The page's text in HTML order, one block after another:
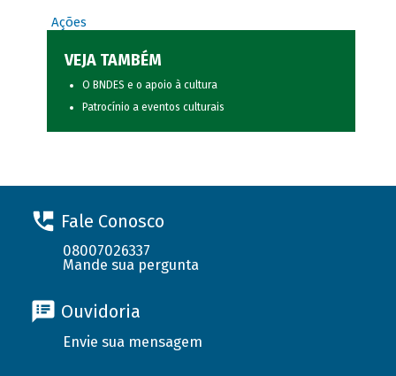
Ações
VEJA TAMBÉM
O BNDES e o apoio à cultura
Patrocínio a eventos culturais
Fale Conosco
08007026337
Mande sua pergunta
Ouvidoria
Envie sua mensagem